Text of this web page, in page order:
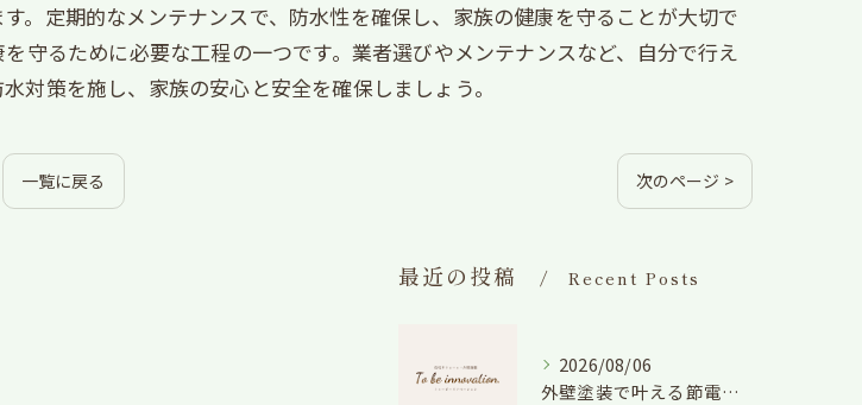
。定期的なメンテナンスで、防水性を確保し、家族の健康を守ることが大切で
守るために必要な工程の一つです。業者選びやメンテナンスなど、自分で行え
対策を施し、家族の安心と安全を確保しましょう。
一覧に戻る 次のページ >
最近の投稿 Recent Posts
2026/08/06
外壁塗装で叶える節電効果と愛知県の相場や色選びのポイントを徹底解説